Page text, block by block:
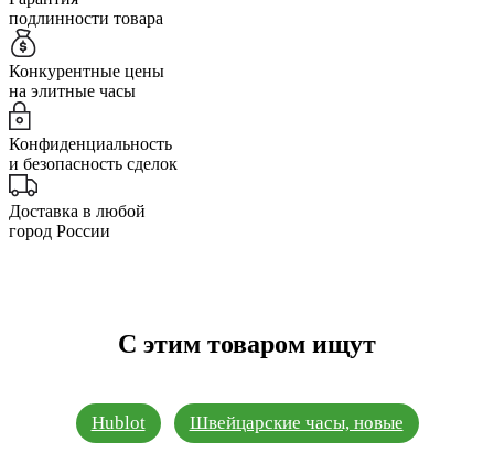
подлинности товара
Конкурентные цены
на элитные часы
Конфиденциальность
и безопасность сделок
Доставка в любой
город России
С этим товаром ищут
Hublot Швейцарские часы, новые